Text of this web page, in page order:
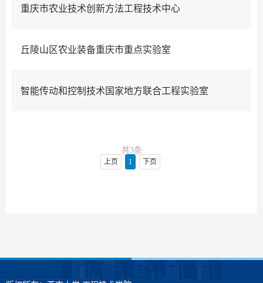
重庆市农业技术创新方法工程技术中心
丘陵山区农业装备重庆市重点实验室
智能传动和控制技术国家地方联合工程实验室
共3条
上页 1 下页